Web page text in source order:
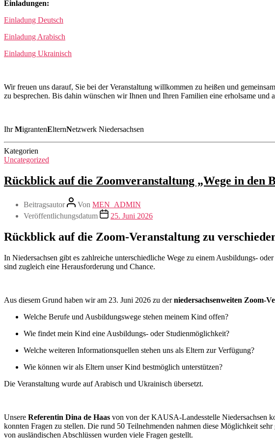
Einladungen:
Einladung Deutsch
Einladung Arabisch
Einladung Ukrainisch
Wir freuen uns darauf, Sie bei der Veranstaltung willkommen zu heißen und
zu besprechen. Bis dahin wünschen wir Ihnen und Ihren Familien eine erholsame und
IhrMigrantenElternNetzwerk Niedersachsen
Kategorien
Uncategorized
Rückblick auf die Zoomveranstaltung „Wege in den
Beitragsautor Von MEN_ADMIN
Veröffentlichungsdatum
25. Juni 2026
Rückblick auf die Zoom-Veranstaltung zu
In Niedersachsen gibt es zahlreiche unterschiedliche Wege zu einem Ausbildungs-
sind zugleich eine Herausforderung und Chance.
Aus diesem Grund haben wir am 23. Juni 2026 zu derniedersachsenweiten Zoom-
Welche Berufe und Ausbildungswege stehen meinem Kind offen?
Wie findet mein Kind eine Ausbildungs- oder Studienmöglichkeit?
Welche weiteren Informationsquellen stehen uns als Eltern zur Verfügung?
Wie können wir als Eltern unser Kind bestmöglich unterstützen?
Die Veranstaltung wurde auf Arabisch und Ukrainisch übersetzt.
Unsere Referentin Dina de Haas von von der KAUSA-Landesstelle Niedersachsen
konnten Fragen zu stellen. Die rund 50 Teilnehmenden nahmen diese Möglichkeit
von ausländischen Abschlüssen wurden viele Fragen gestellt.